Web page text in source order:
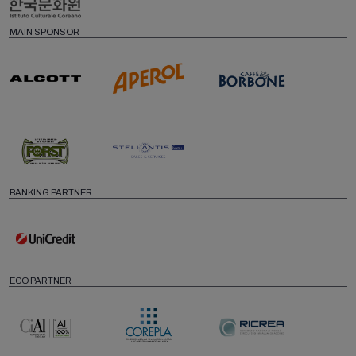
MAIN SPONSOR
BANKING PARTNER
ECO PARTNER